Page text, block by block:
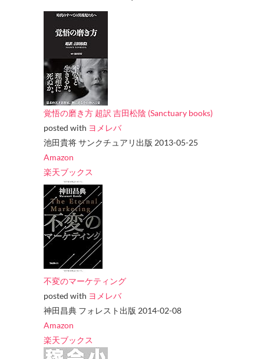
覚悟の磨き方 超訳 吉田松陰 (Sanctuary books)
posted with ヨメレバ
池田貴将 サンクチュアリ出版 2013-05-25
Amazon
楽天ブックス
不変のマーケティング
posted with ヨメレバ
神田昌典 フォレスト出版 2014-02-08
Amazon
楽天ブックス